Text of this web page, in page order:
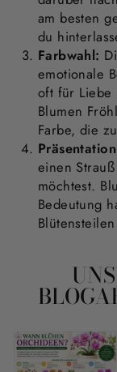
am besten
du
Farbwahl:
emotionale
oft für Liebe
Blumen
Farbe, die
einen
möchtest.
Bedeutung